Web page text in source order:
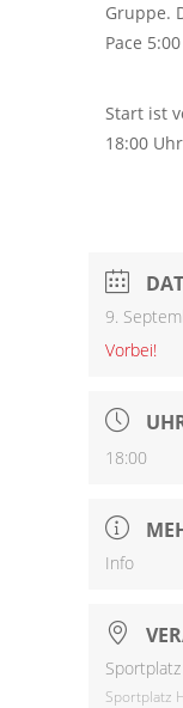
Gruppe.
Pace
Start ist
18:00
9.
Vorbei!
18:00
Info
Sportplatz